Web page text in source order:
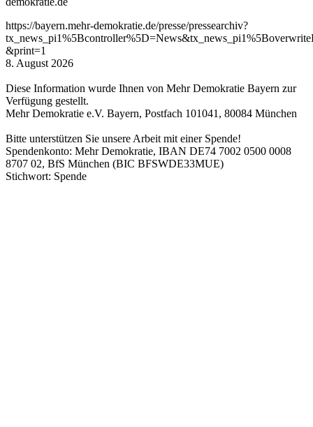
https://bayern.mehr-demokratie.de/presse/pressearchiv?
&print=1
8. August 2026
Diese Information wurde Ihnen von Mehr Demokratie Bayern zur
Verfügung gestellt.
Mehr Demokratie e.V. Bayern, Postfach 101041, 80084 München
Bitte unterstützen Sie unsere Arbeit mit einer Spende!
Spendenkonto: Mehr Demokratie, IBAN DE74 7002 0500 0008
8707 02, BfS München (BIC BFSWDE33MUE)
Stichwort: Spende